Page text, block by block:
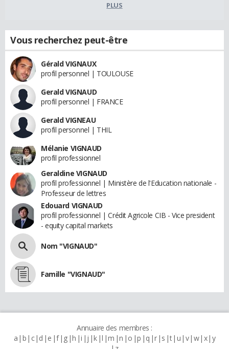
PLUS
Vous recherchez peut-être
Gérald VIGNAUX
profil personnel | TOULOUSE
Gerald VIGNAUD
profil personnel | FRANCE
Gerald VIGNEAU
profil personnel | THIL
Mélanie VIGNAUD
profil professionnel
Geraldine VIGNAUD
profil professionnel | Ministère de l'Education nationale -
Professeur de lettres
Edouard VIGNAUD
profil professionnel | Crédit Agricole CIB - Vice president
- equity capital markets
Nom "VIGNAUD"
Famille "VIGNAUD"
Annuaire des membres :
a b c d e f g h i j k l m n o p q r s t u v w x y